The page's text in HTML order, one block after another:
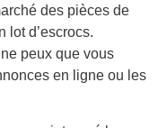
des pièces de
lot d’escrocs.
peux que vous
en ligne ou les